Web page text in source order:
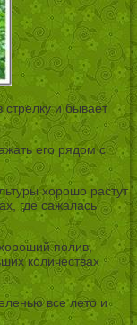
и бывает
его рядом с
хорошо растут
где сажалась
полив,
количествах
все лето и